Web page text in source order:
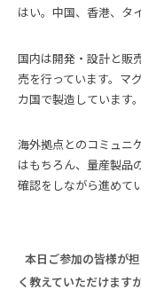
はい。中国、香港、タ
国内は開発・設計と販
売を行っています。マ
カ国で製造しています。
海外拠点とのコミュニ
はもちろん、量産製品
確認をしながら進めて
本日ご参加の皆様が
く教えていただけますか